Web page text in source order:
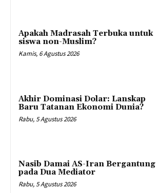
Apakah Madrasah Terbuka untuk
siswa non-Muslim?
Kamis, 6 Agustus 2026
Akhir Dominasi Dolar: Lanskap
Baru Tatanan Ekonomi Dunia?
Rabu, 5 Agustus 2026
Nasib Damai AS-Iran Bergantung
pada Dua Mediator
Rabu, 5 Agustus 2026